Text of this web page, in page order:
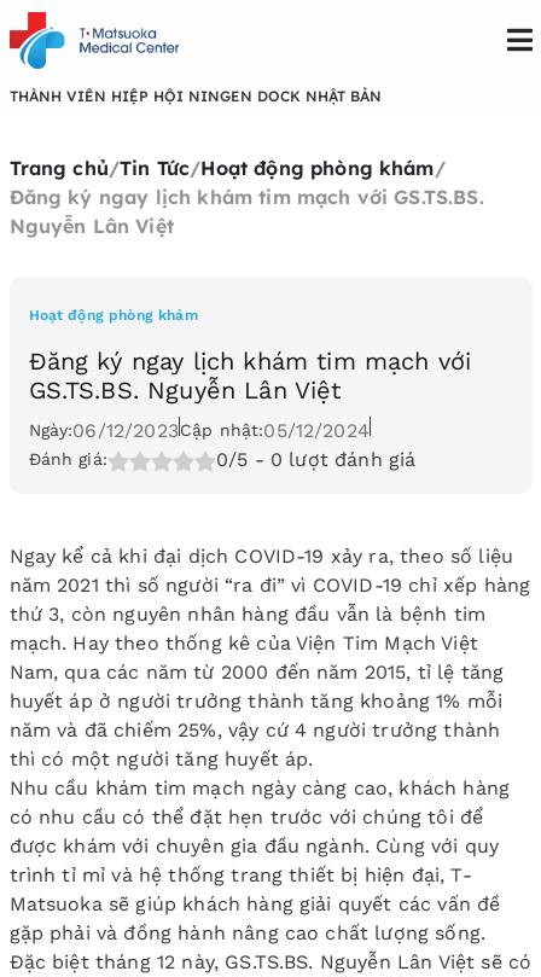
THÀNH VIÊN HIỆP HỘI NINGEN DOCK NHẬT BẢN
Trang chủ/Tin Tức/Hoạt động phòng khám/
Đăng ký ngay lịch khám tim mạch với GS.TS.BS.
Nguyễn Lân Việt
Hoạt động phòng khám
Đăng ký ngay lịch khám tim mạch với
GS.TS.BS. Nguyễn Lân Việt
Ngày:06/12/2023Cập nhật:05/12/2024
Đánh giá: 0/5 - 0 lượt đánh giá
Ngay kể cả khi đại dịch COVID-19 xảy ra, theo số liệu
năm 2021 thì số người “ra đi” vì COVID-19 chỉ xếp hàng
thứ 3, còn nguyên nhân hàng đầu vẫn là bệnh tim
mạch. Hay theo thống kê của Viện Tim Mạch Việt
Nam, qua các năm từ 2000 đến năm 2015, tỉ lệ tăng
huyết áp ở người trưởng thành tăng khoảng 1% mỗi
năm và đã chiếm 25%, vậy cứ 4 người trưởng thành
thì có một người tăng huyết áp.
Nhu cầu khám tim mạch ngày càng cao, khách hàng
có nhu cầu có thể đặt hẹn trước với chúng tôi để
được khám với chuyên gia đầu ngành. Cùng với quy
trình tỉ mỉ và hệ thống trang thiết bị hiện đại, T-
Matsuoka sẽ giúp khách hàng giải quyết các vấn đề
gặp phải và đồng hành nâng cao chất lượng sống.
Đặc biệt tháng 12 này, GS.TS.BS. Nguyễn Lân Việt sẽ có